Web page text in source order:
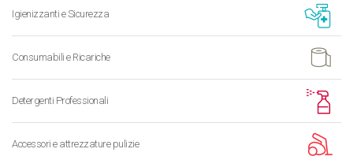
Igienizzanti e Sicurezza
Consumabili e Ricariche
Detergenti Professionali
Accessori e attrezzature pulizie